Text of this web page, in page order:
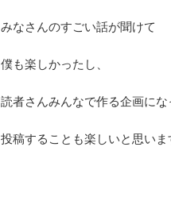
みなさんのすごい話が聞けて
僕も楽しかったし、
読者さんみんなで作る企画にな
投稿することも楽しいと思いま